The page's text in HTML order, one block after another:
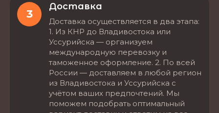
3
Доставка
Доставка осуществляется в два этапа:
1. Из КНР до Владивостока или
Уссурийска — организуем
международную перевозку и
таможенное оформление. 2. По всей
России — доставляем в любой регион
из Владивостока и Уссурийска с
учётом ваших предпочтений. Мы
поможем подобрать оптимальный